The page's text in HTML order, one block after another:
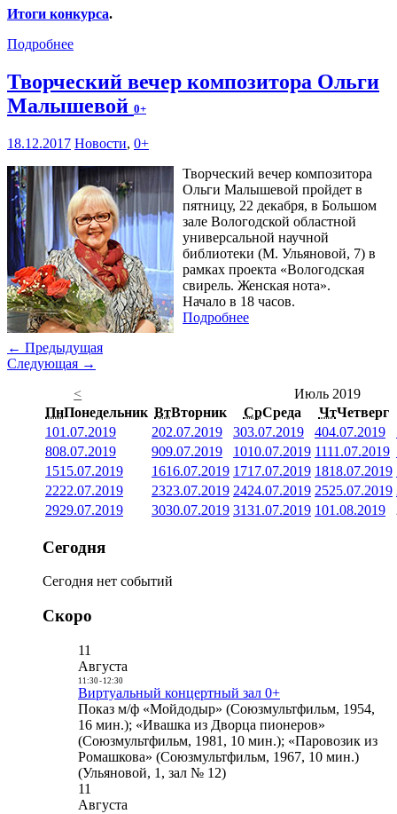
Итоги конкурса.
Подробнее
Творческий вечер композитора Ольги
Малышевой 0+
18.12.2017 Новости, 0+
Творческий вечер композитора
Ольги Малышевой пройдет в
пятницу, 22 декабря, в Большом
зале Вологодской областной
универсальной научной
библиотеки (М. Ульяновой, 7) в
рамках проекта «Вологодская
свирель. Женская нота».
Начало в 18 часов.
Подробнее
← Предыдущая
Следующая →
<
Июль 2019
ПнПонедельник ВтВторник СрСреда ЧтЧетверг
101.07.2019 202.07.2019 303.07.2019 404.07.2019
808.07.2019 909.07.2019 1010.07.2019 1111.07.2019
1515.07.2019 1616.07.2019 1717.07.2019 1818.07.2019
2222.07.2019 2323.07.2019 2424.07.2019 2525.07.2019
2929.07.2019 3030.07.2019 3131.07.2019 101.08.2019
Сегодня
Сегодня нет событий
Скоро
11
Августа
11:30- 12:30
Виртуальный концертный зал 0+
Показ м/ф «Мойдодыр» (Союзмультфильм, 1954,
16 мин.); «Ивашка из Дворца пионеров»
(Союзмультфильм, 1981, 10 мин.); «Паровозик из
Ромашкова» (Союзмультфильм, 1967, 10 мин.)
(Ульяновой, 1, зал № 12)
11
Августа